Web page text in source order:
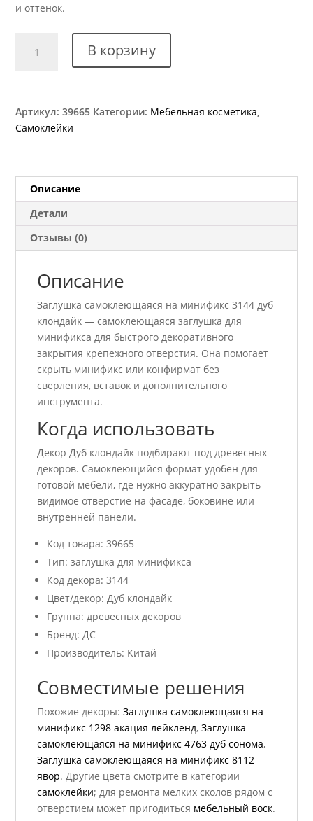
и оттенок.
товара
минификс
В корзину
Артикул:39665 Категории: Мебельная косметика,
Самоклейки
Описание
Детали
Отзывы (0)
Описание
Заглушка самоклеющаяся на минификс 3144 дуб
клондайк — самоклеющаяся заглушка для
минификса для быстрого декоративного
закрытия крепежного отверстия. Она помогает
скрыть минификс или конфирмат без
сверления, вставок и дополнительного
инструмента.
Когда использовать
Декор Дуб клондайк подбирают под древесных
декоров. Самоклеющийся формат удобен для
готовой мебели, где нужно аккуратно закрыть
видимое отверстие на фасаде, боковине или
внутренней панели.
Код товара: 39665
Тип: заглушка для минификса
Код декора: 3144
Цвет/декор: Дуб клондайк
Группа: древесных декоров
Бренд: ДС
Производитель: Китай
Совместимые решения
Похожие декоры:Заглушка самоклеющаяся на
минификс 1298 акация лейкленд,Заглушка
самоклеющаяся на минификс 4763 дуб сонома,
Заглушка самоклеющаяся на минификс 8112
явор. Другие цвета смотрите в категории
самоклейки; для ремонта мелких сколов рядом с
отверстием может пригодиться мебельный воск.